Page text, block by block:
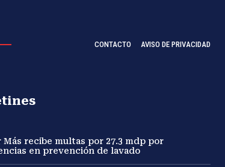
CONTACTO AVISO DE PRIVACIDAD
Más recibe multas por 27.3 mdp por
en prevención de lavado